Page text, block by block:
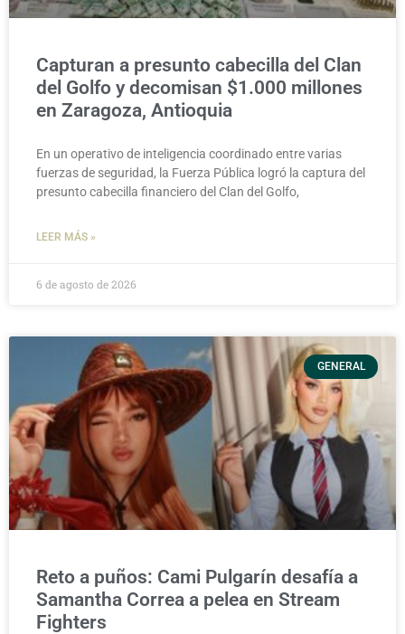
Capturan a presunto cabecilla del Clan
del Golfo y decomisan $1.000 millones
en Zaragoza, Antioquia
En un operativo de inteligencia coordinado entre varias
fuerzas de seguridad, la Fuerza Pública logró la captura del
presunto cabecilla financiero del Clan del Golfo,
LEER MÁS »
6 de agosto de 2026
GENERAL
Reto a puños: Cami Pulgarín desafía a
Samantha Correa a pelea en Stream
Fighters